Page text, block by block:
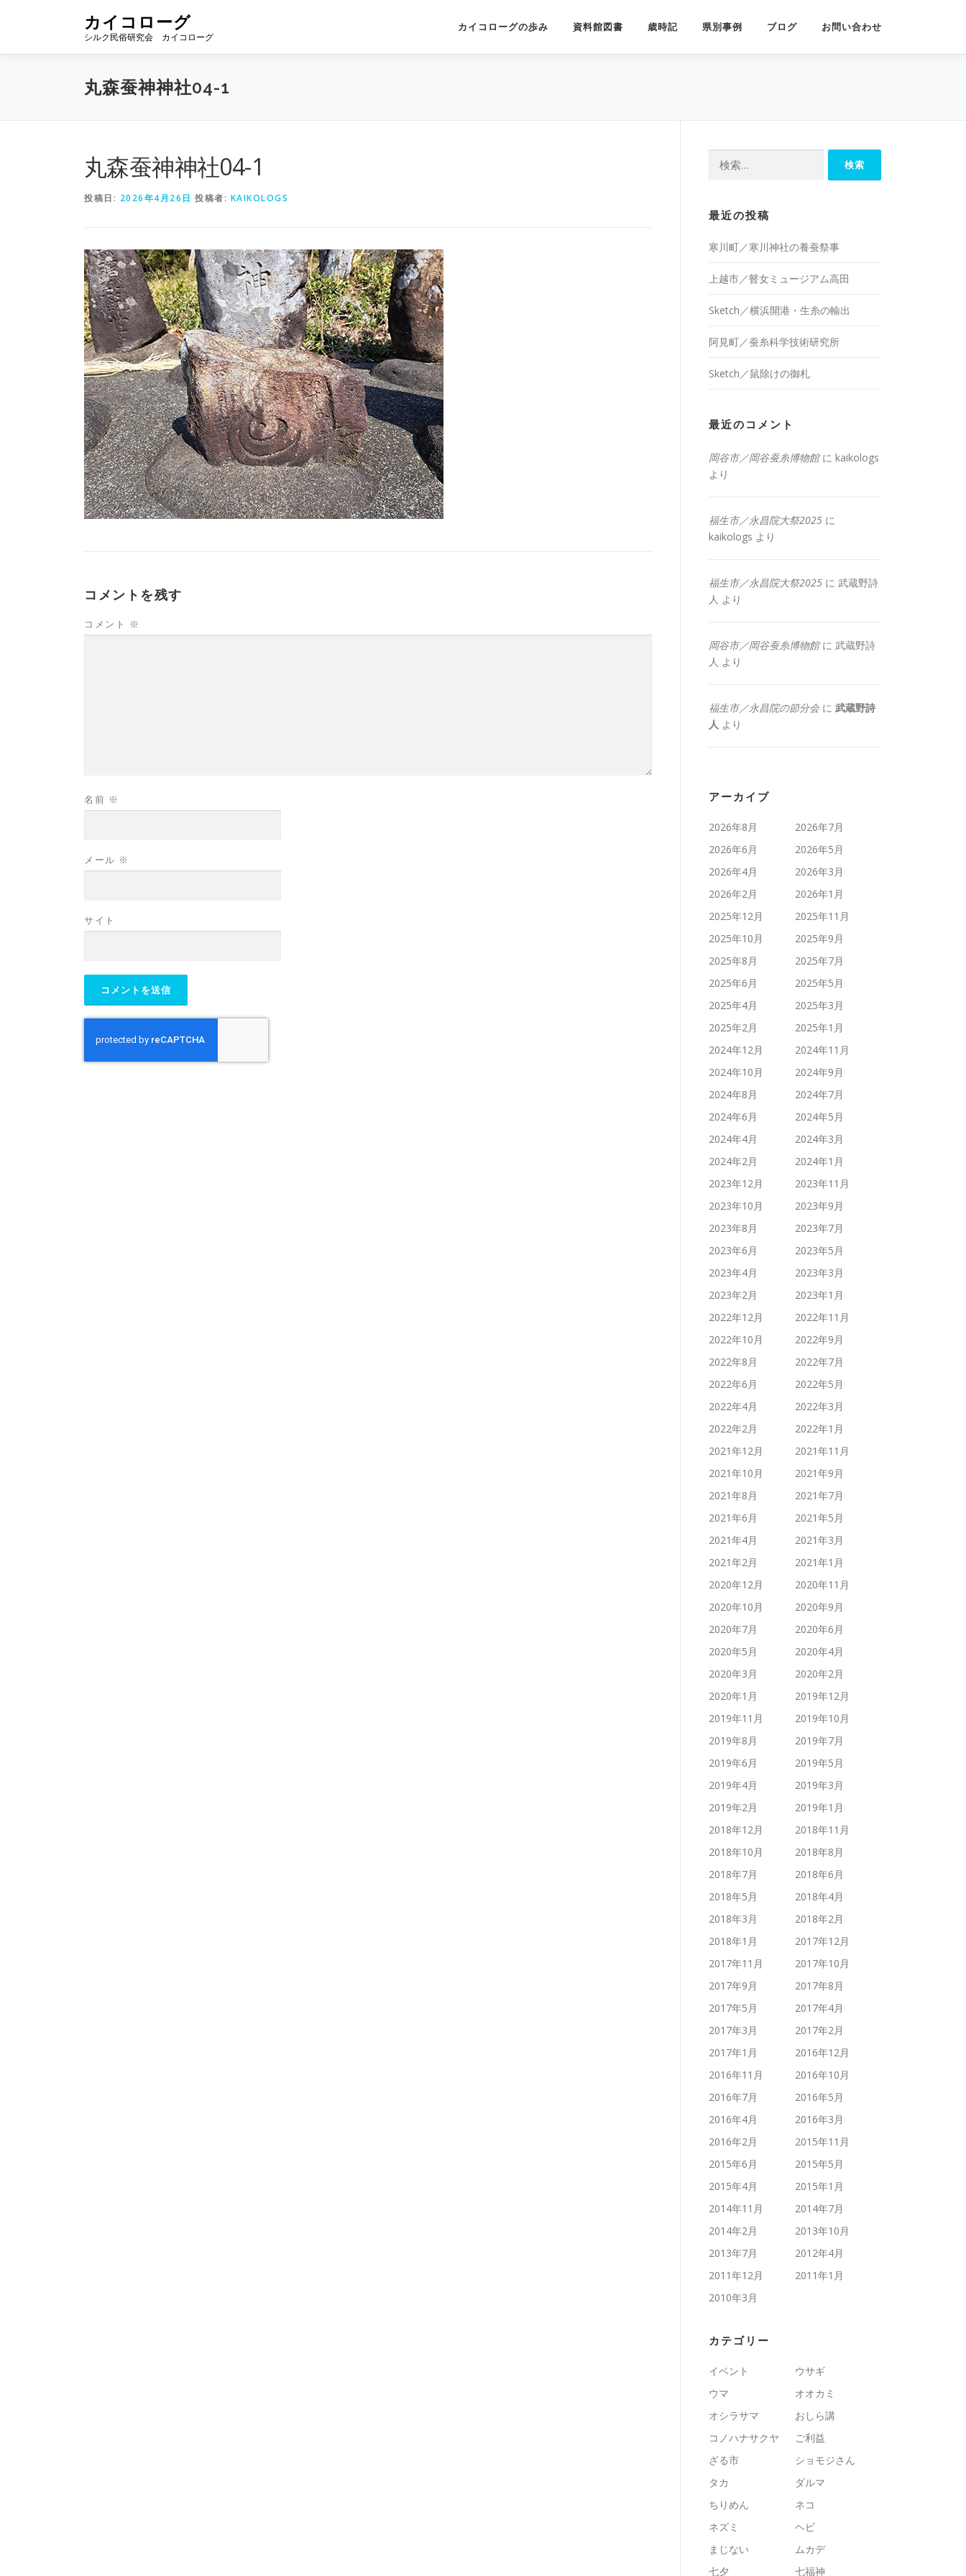
ン
カイコローグ
シルク民俗研究会 カイコローグ
カイコローグの歩み 資料館図書 歳時記 県別事例 ブログ お問い合わせ
丸森蚕神神社04-1
丸森蚕神神社04-1
投稿日: 2026年4月26日 投稿者: KAIKOLOGS
コメントを残す
コメント ※
名前 ※
メール ※
サイト
最近の投稿
寒川町／寒川神社の養蚕祭事
上越市／瞽女ミュージアム高田
Sketch／横浜開港・生糸の輸出
阿見町／蚕糸科学技術研究所
Sketch／鼠除けの御札
最近のコメント
岡谷市／岡谷蚕糸博物館に kaikologs
より
福生市／永昌院大祭2025 に
kaikologs より
福生市／永昌院大祭2025 に 武蔵野詩
人 より
岡谷市／岡谷蚕糸博物館に 武蔵野詩
人 より
福生市／永昌院の節分会に 武蔵野詩
人 より
アーカイブ
2026年8月
2026年7月
2026年6月
2026年5月
2026年4月
2026年3月
2026年2月
2026年1月
2025年12月
2025年11月
2025年10月
2025年9月
2025年8月
2025年7月
2025年6月
2025年5月
2025年4月
2025年3月
2025年2月
2025年1月
2024年12月
2024年11月
2024年10月
2024年9月
2024年8月
2024年7月
2024年6月
2024年5月
2024年4月
2024年3月
2024年2月
2024年1月
2023年12月
2023年11月
2023年10月
2023年9月
2023年8月
2023年7月
2023年6月
2023年5月
2023年4月
2023年3月
2023年2月
2023年1月
2022年12月
2022年11月
2022年10月
2022年9月
2022年8月
2022年7月
2022年6月
2022年5月
2022年4月
2022年3月
2022年2月
2022年1月
2021年12月
2021年11月
2021年10月
2021年9月
2021年8月
2021年7月
2021年6月
2021年5月
2021年4月
2021年3月
2021年2月
2021年1月
2020年12月
2020年11月
2020年10月
2020年9月
2020年7月
2020年6月
2020年5月
2020年4月
2020年3月
2020年2月
2020年1月
2019年12月
2019年11月
2019年10月
2019年8月
2019年7月
2019年6月
2019年5月
2019年4月
2019年3月
2019年2月
2019年1月
2018年12月
2018年11月
2018年10月
2018年8月
2018年7月
2018年6月
2018年5月
2018年4月
2018年3月
2018年2月
2018年1月
2017年12月
2017年11月
2017年10月
2017年9月
2017年8月
2017年5月
2017年4月
2017年3月
2017年2月
2017年1月
2016年12月
2016年11月
2016年10月
2016年7月
2016年5月
2016年4月
2016年3月
2016年2月
2015年11月
2015年6月
2015年5月
2015年4月
2015年1月
2014年11月
2014年7月
2014年2月
2013年10月
2013年7月
2012年4月
2011年12月
2011年1月
2010年3月
カテゴリー
イベント
ウサギ
ウマ
オオカミ
オシラサマ
おしら講
コノハナサクヤ
ご利益
ざる市
ショモジさん
タカ
ダルマ
ちりめん
ネコ
ネズミ
ヘビ
まじない
ムカデ
七夕
七福神